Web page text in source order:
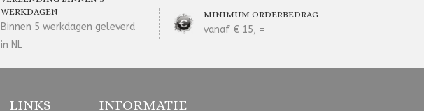
WERKDAGEN
Binnen 5 werkdagen geleverd
in NL
MINIMUM ORDERBEDRAG
vanaf € 15, =
LINKS INFORMATIE